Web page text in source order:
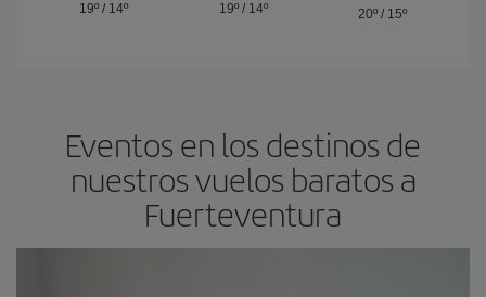
19º/ 14º
19º/ 14º
20º / 15º
Eventos en los destinos de
nuestros vuelos baratos a
Fuerteventura